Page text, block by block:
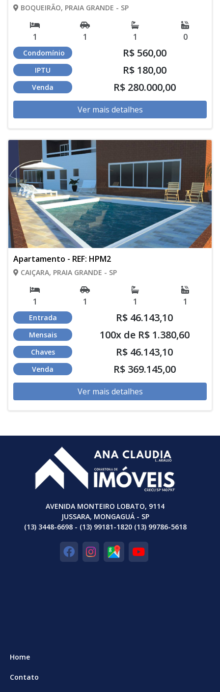
BOQUEIRÃO, PRAIA GRANDE - SP
1 1 1 0
Condomínio R$ 560,00
IPTU R$ 180,00
Venda R$ 280.000,00
Ver mais detalhes
Apartamento - REF: HPM2
CAIÇARA, PRAIA GRANDE - SP
1 1 1 1
Entrada R$ 46.143,10
Mensais 100x de R$ 1.380,60
Chaves R$ 46.143,10
Venda R$ 369.145,00
Ver mais detalhes
AVENIDA MONTEIRO LOBATO, 9114
JUSSARA, MONGAGUÁ - SP
(13) 3448-6698 - (13) 99181-1820 (13) 99786-5618
Home
Contato